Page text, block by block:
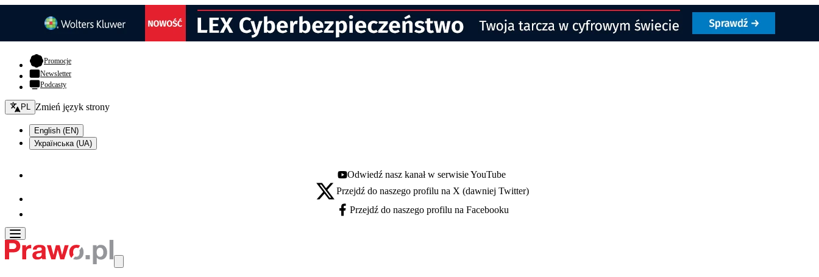
Promocje- otwiera się w nowej karcie
Newsletter
Podcasty
Zmień język - bieżący:
PL Zmień język strony
English (EN)
Українська (UA)
Youtube - otwiera się w nowej karcie
Odwiedź nasz kanał w serwisie YouTube
X - otwiera się w nowej karcie
Przejdź do naszego profilu na X (dawniej Twitter)
Facebook - otwiera się w nowej karcie
Przejdź do naszego profilu na Facebooku